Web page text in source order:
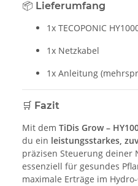
📦 Lieferumfang
1x TECOPONIC
1x Netzkabel
1x Anleitung
🛒 Fazit
Mit dem TiDis Grow –
du ein leistungsstarkes,
präzisen Steuerung deiner
essenziell für gesundes
maximale Erträge im